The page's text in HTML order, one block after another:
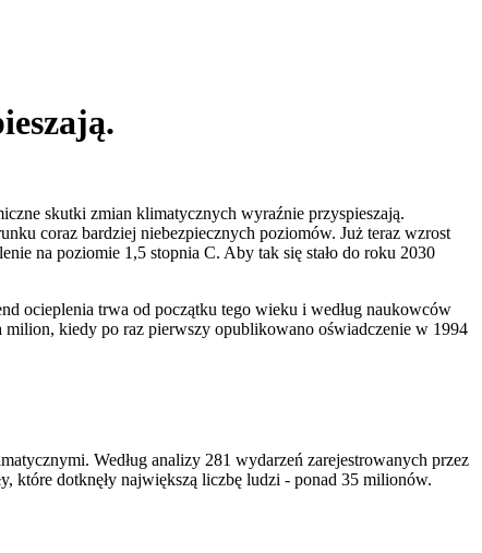
skutki zmian klimatycznych wyraźnie przyspieszają.
coraz bardziej niebezpiecznych poziomów. Już teraz wzrost
na poziomie 1,5 stopnia C. Aby tak się stało do roku 2030
ocieplenia trwa od początku tego wieku i według naukowców
kiedy po raz pierwszy opublikowano oświadczenie w 1994
Według analizy 281 wydarzeń zarejestrowanych przez
dotknęły największą liczbę ludzi - ponad 35 milionów.